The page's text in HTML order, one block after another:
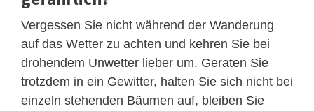
Vergessen Sie nicht während der Wanderung
auf das Wetter zu achten und kehren Sie bei
drohendem Unwetter lieber um. Geraten Sie
trotzdem in ein Gewitter, halten Sie sich nicht bei
einzeln stehenden Bäumen auf, bleiben Sie